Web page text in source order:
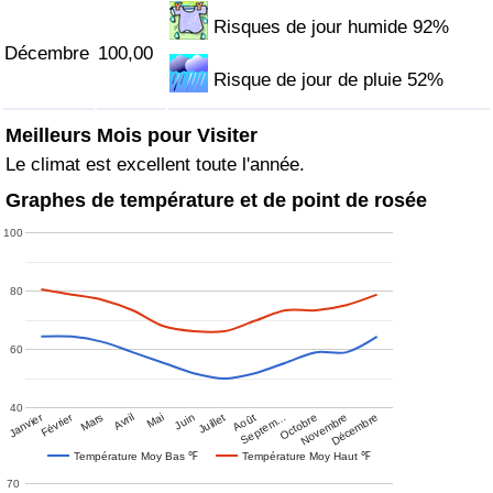
Décembre 100,00
Risques de jour humide 92%
Risque de jour de pluie 52%
Meilleurs Mois pour Visiter
Le climat est excellent toute l'année.
Graphes de température et de point de rosée
Température Moy Bas ℉ Température Moy Haut ℉
JanvierFévrier Mars Avril Mai Juin Juillet Août
Septem…OctobreNovembreDécembre
40
60
80
100
70